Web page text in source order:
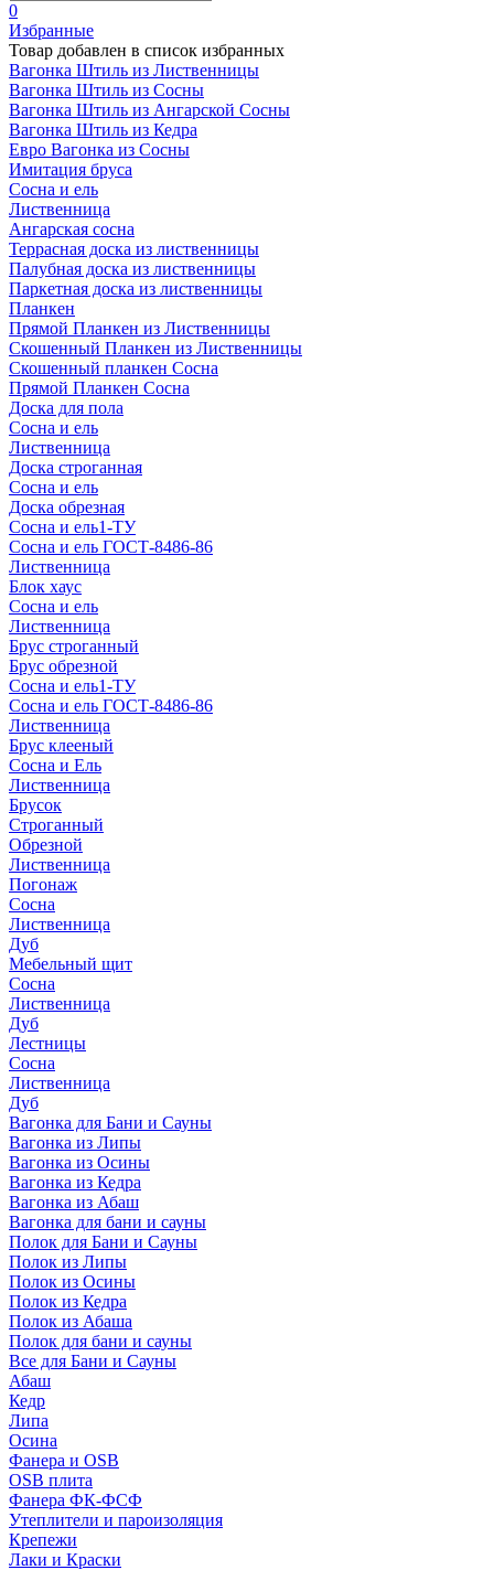
0
Избранные
Товар добавлен в список избранных
Вагонка Штиль из Лиственницы
Вагонка Штиль из Сосны
Вагонка Штиль из Ангарской Сосны
Вагонка Штиль из Кедра
Евро Вагонка из Сосны
Имитация бруса
Сосна и ель
Лиственница
Ангарская сосна
Террасная доска из лиственницы
Палубная доска из лиственницы
Паркетная доска из лиственницы
Планкен
Прямой Планкен из Лиственницы
Скошенный Планкен из Лиственницы
Скошенный планкен Сосна
Прямой Планкен Сосна
Доска для пола
Сосна и ель
Лиственница
Доска строганная
Сосна и ель
Доска обрезная
Сосна и ель1-ТУ
Сосна и ель ГОСТ-8486-86
Лиственница
Блок хаус
Сосна и ель
Лиственница
Брус строганный
Брус обрезной
Сосна и ель1-ТУ
Сосна и ель ГОСТ-8486-86
Лиственница
Брус клееный
Сосна и Ель
Лиственница
Брусок
Строганный
Обрезной
Лиственница
Погонаж
Сосна
Лиственница
Дуб
Мебельный щит
Сосна
Лиственница
Дуб
Лестницы
Сосна
Лиственница
Дуб
Вагонка для Бани и Сауны
Вагонка из Липы
Вагонка из Осины
Вагонка из Кедра
Вагонка из Абаш
Вагонка для бани и сауны
Полок для Бани и Сауны
Полок из Липы
Полок из Осины
Полок из Кедра
Полок из Абаша
Полок для бани и сауны
Все для Бани и Сауны
Абаш
Кедр
Липа
Осина
Фанера и OSB
OSB плита
Фанера ФК-ФСФ
Утеплители и пароизоляция
Крепежи
Лаки и Краски